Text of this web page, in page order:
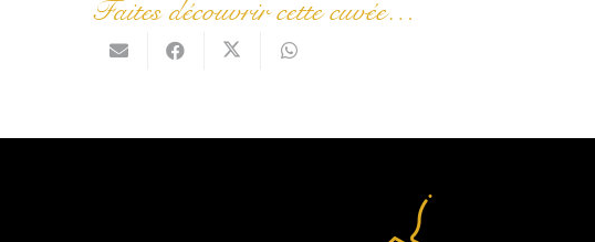
Faites découvrir cette cuvée…